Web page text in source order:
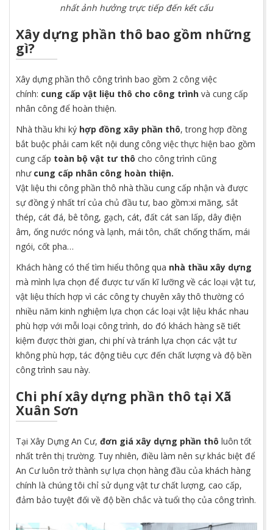
nhất ảnh hưởng trực tiếp đến kết cấu
Xây dựng phần thô bao gồm những
gì?
Xây dựng phần thô công trình bao gồm 2 công việc
chính: cung cấp vật liệu thô cho công trình và cung cấp
nhân công để hoàn thiện.
Nhà thầu khi ký hợp đồng xây phần thô, trong hợp đồng
bắt buộc phải cam kết nội dung công việc thực hiện bao gồm
cung cấp toàn bộ vật tư thô cho công trình cũng
như cung cấp nhân công hoàn thiện.
Vật liệu thi công phần thô nhà thầu cung cấp nhận và được
sự đồng ý nhất trí của chủ đầu tư, bao gồm:xi măng, sắt
thép, cát đá, bê tông, gạch, cát, đất cát san lấp, dây điện
âm, ống nước nóng và lạnh, mái tôn, chất chống thấm, mái
ngói, cốt pha…
Khách hàng có thể tìm hiểu thông qua nhà thầu xây dựng
mà mình lựa chọn để được tư vấn kĩ lưỡng về các loại vật tư,
vật liệu thích hợp vì các công ty chuyên xây thô thường có
nhiều năm kinh nghiệm lựa chọn các loại vật liệu khác nhau
phù hợp với mỗi loại công trình, do đó khách hàng sẽ tiết
kiệm được thời gian, chi phí và tránh lựa chọn các vật tư
không phù hợp, tác động tiêu cực đến chất lượng và độ bền
công trình sau này.
Chi phí xây dựng phần thô tại Xã
Xuân Sơn
Tại Xây Dựng An Cư, đơn giá xây dựng phần thô luôn tốt
nhất trên thị trường. Tuy nhiên, điều làm nên sự khác biệt để
An Cư luôn trở thành sự lựa chọn hàng đầu của khách hàng
chính là chúng tôi chỉ sử dụng vật tư chất lượng, cao cấp,
đảm bảo tuyệt đối về độ bền chắc và tuổi thọ của công trình.